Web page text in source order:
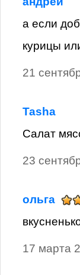
а если
курицы
21
Tasha
Салат
23
ольга
17 марта